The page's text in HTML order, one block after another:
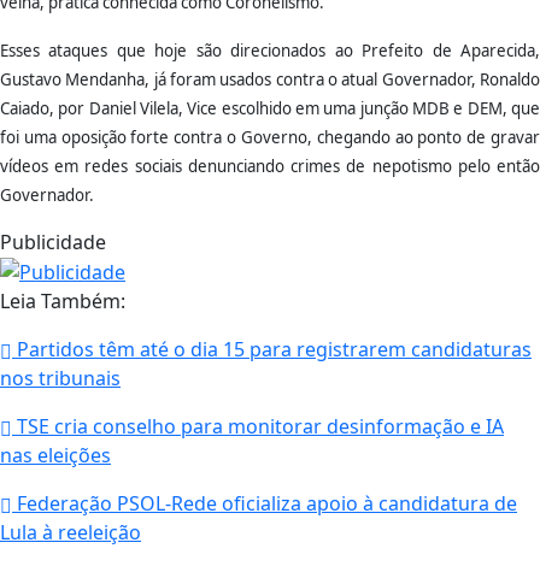
Esses ataques que hoje são direcionados ao Prefeito de Aparecida,
Gustavo Mendanha, já foram usados contra o atual Governador, Ronaldo
Caiado, por Daniel Vilela, Vice escolhido em uma junção MDB e DEM, que
foi uma oposição forte contra o Governo, chegando ao ponto de gravar
vídeos em redes sociais denunciando crimes de nepotismo pelo então
Governador.
Publicidade
Leia Também:
Partidos têm até o dia 15 para registrarem candidaturas
nos tribunais
TSE cria conselho para monitorar desinformação e IA
nas eleições
Federação PSOL-Rede oficializa apoio à candidatura de
Lula à reeleição